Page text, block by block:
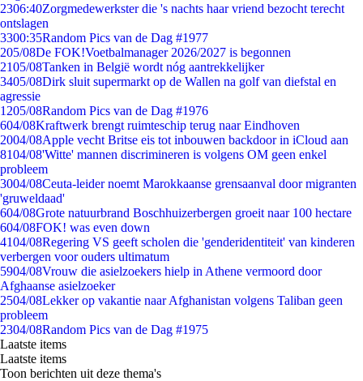
2306:40Zorgmedewerkster die 's nachts haar vriend bezocht terecht
ontslagen
3300:35Random Pics van de Dag #1977
205/08De FOK!Voetbalmanager 2026/2027 is begonnen
2105/08Tanken in België wordt nóg aantrekkelijker
3405/08Dirk sluit supermarkt op de Wallen na golf van diefstal en
agressie
1205/08Random Pics van de Dag #1976
604/08Kraftwerk brengt ruimteschip terug naar Eindhoven
2004/08Apple vecht Britse eis tot inbouwen backdoor in iCloud aan
8104/08'Witte' mannen discrimineren is volgens OM geen enkel
probleem
3004/08Ceuta-leider noemt Marokkaanse grensaanval door migranten
'gruweldaad'
604/08Grote natuurbrand Boschhuizerbergen groeit naar 100 hectare
604/08FOK! was even down
4104/08Regering VS geeft scholen die 'genderidentiteit' van kinderen
verbergen voor ouders ultimatum
5904/08Vrouw die asielzoekers hielp in Athene vermoord door
Afghaanse asielzoeker
2504/08Lekker op vakantie naar Afghanistan volgens Taliban geen
probleem
2304/08Random Pics van de Dag #1975
Laatste items
Laatste items
Toon berichten uit deze thema's